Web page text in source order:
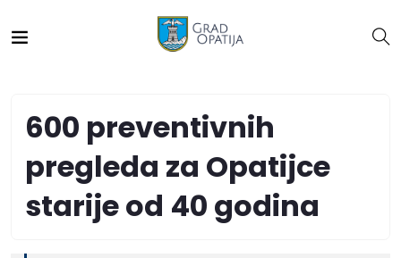
600 preventivnih
pregleda za Opatijce
starije od 40 godina